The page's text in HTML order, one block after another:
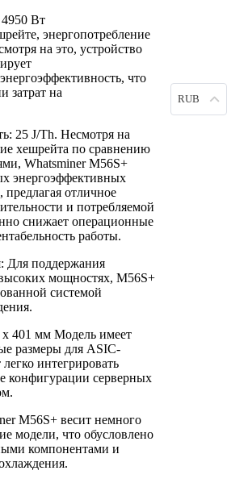
Вт
энергопотребление
на это, устройство
что
затрат на
25 J/Th. Несмотря на
хешрейта по сравнению
Whatsminer M56S+
энергоэффективных
отличное
и потребляемой
снижает операционные
работы.
Для поддержания
мощностях, M56S+
системой
х 401 мм Модель имеет
размеры для ASIC-
интегрировать
конфигурации серверных
M56S+ весит немного
модели, что обусловлено
компонентами и
RUB